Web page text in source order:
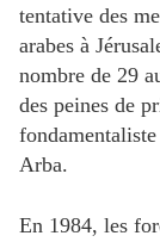
tentative des
arabes à
nombre de 29
des peines de
Arba.
En 1984, les